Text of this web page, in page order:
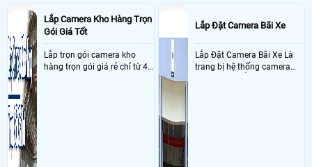
Lắp Camera Kho Hàng Trọn
Gói Giá Tốt
Lắp trọn gói camera kho
hàng trọn gói giá rẻ chỉ từ 4
Lắp Đặt Camera Bãi Xe
Lắp Đặt Camera Bãi Xe Là
trang bị hệ thống camera